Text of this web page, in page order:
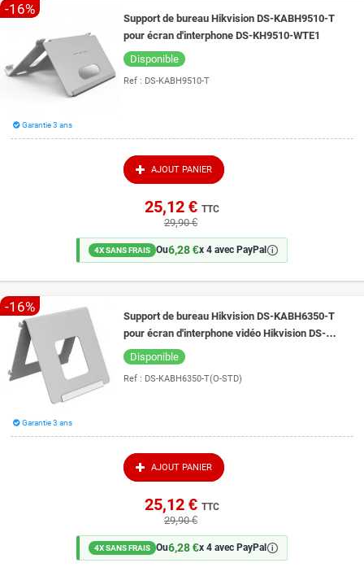
-16%
Support de bureau Hikvision DS-KABH9510-T
pour écran d'interphone DS-KH9510-WTE1
Disponible
Ref : DS-KABH9510-T
Garantie 3 ans
AJOUT PANIER
25,12 € TTC
29,90 €
4X SANS FRAIS Ou6,28 €x 4 avec PayPal 🛈
-16%
Support de bureau Hikvision DS-KABH6350-T
pour écran d'interphone vidéo Hikvision DS-
KH6350-WTE1
Disponible
Ref : DS-KABH6350-T(O-STD)
Garantie 3 ans
AJOUT PANIER
25,12 € TTC
29,90 €
4X SANS FRAIS Ou6,28 €x 4 avec PayPal 🛈